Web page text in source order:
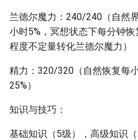
兰德尔魔力：240/240（自然
小时5%，冥想状态下每分钟
程度不定量转化兰德尔魔力）
精力：320/320（自然恢复每
25%）
知识与技巧：
基础知识（5级），高级知识